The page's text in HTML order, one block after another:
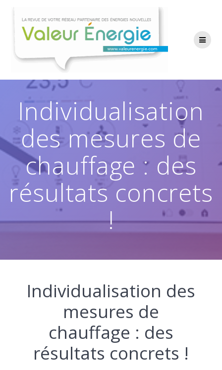
contenu
Individualisation
des mesures de
chauffage : des
résultats concrets
!
Individualisation des
mesures de
chauffage : des
résultats concrets !